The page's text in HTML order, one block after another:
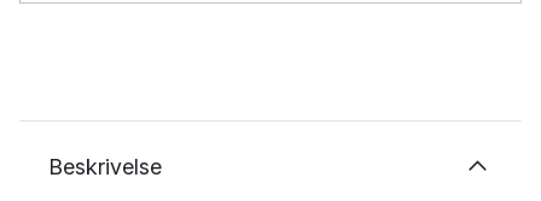
Beskrivelse